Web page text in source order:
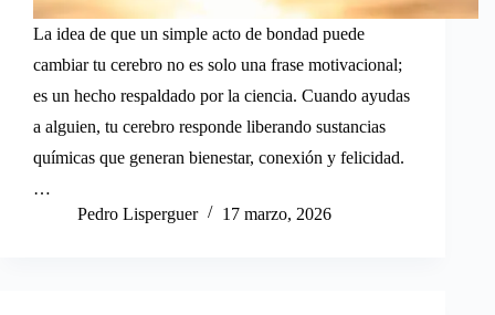
La idea de que un simple acto de bondad puede
cambiar tu cerebro no es solo una frase motivacional;
es un hecho respaldado por la ciencia. Cuando ayudas
a alguien, tu cerebro responde liberando sustancias
químicas que generan bienestar, conexión y felicidad.
…
Pedro Lisperguer
17 marzo, 2026